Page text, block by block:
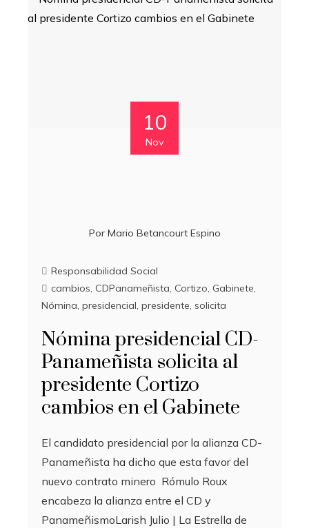
10
Nov
Por Mario Betancourt Espino
Responsabilidad Social
cambios, CDPanameñista, Cortizo, Gabinete,
Nómina, presidencial, presidente, solicita
Nómina presidencial CD-
Panameñista solicita al
presidente Cortizo
cambios en el Gabinete
El candidato presidencial por la alianza CD-
Panameñista ha dicho que esta favor del
nuevo contrato minero Rómulo Roux
encabeza la alianza entre el CD y
PanameñismoLarish Julio | La Estrella de